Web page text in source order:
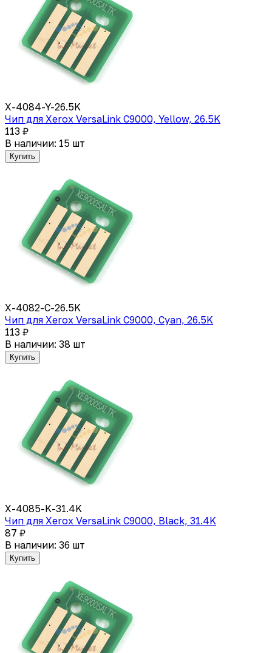
X-4084-Y-26.5K
Чип для Xerox VersaLink C9000, Yellow, 26.5K
113 ₽
В наличии: 15 шт
Купить
X-4082-C-26.5K
Чип для Xerox VersaLink C9000, Cyan, 26.5K
113 ₽
В наличии: 38 шт
Купить
X-4085-K-31.4K
Чип для Xerox VersaLink C9000, Black, 31.4K
87 ₽
В наличии: 36 шт
Купить